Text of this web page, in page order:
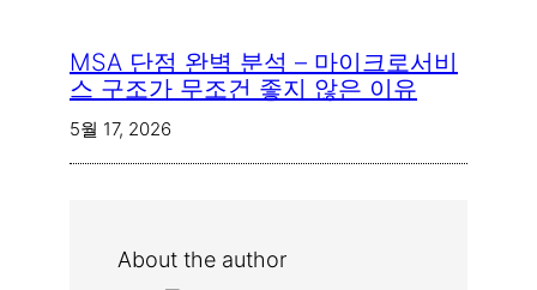
MSA 단점 완벽 분석 – 마이크로서비
스 구조가 무조건 좋지 않은 이유
5월 17, 2026
About the author